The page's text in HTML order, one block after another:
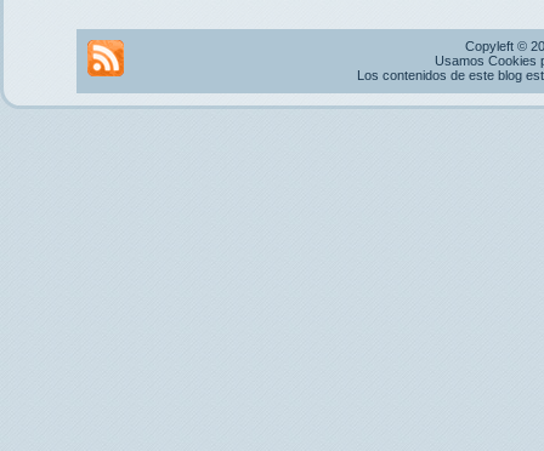
Copyleft ©
Usamos Cookies
Los contenidos de este blog